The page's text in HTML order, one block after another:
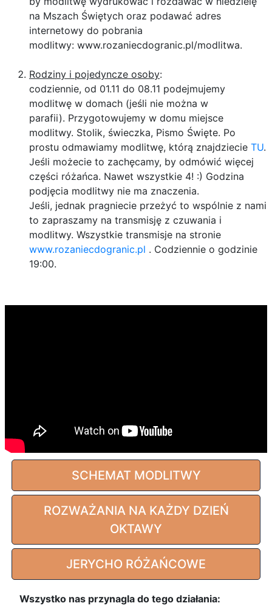
na Mszach Świętych oraz podawać adres
internetowy do pobrania
modlitwy: www.rozaniecdogranic.pl/modlitwa.
Rodziny i pojedyncze osoby:
codziennie, od 01.11 do 08.11 podejmujemy
modlitwę w domach (jeśli nie można w
parafii). Przygotowujemy w domu miejsce
modlitwy. Stolik, świeczka, Pismo Święte. Po
prostu odmawiamy modlitwę, którą znajdziecie TU.
Jeśli możecie to zachęcamy, by odmówić więcej
części różańca. Nawet wszystkie 4! :) Godzina
podjęcia modlitwy nie ma znaczenia.
Jeśli, jednak pragniecie przeżyć to wspólnie z nami
to zapraszamy na transmisję z czuwania i
modlitwy. Wszystkie transmisje na stronie
www.rozaniecdogranic.pl . Codziennie o godzinie
19:00.
SCHEMAT MODLITWY
ROZWAŻANIA NA KAŻDY DZIEŃ
OKTAWY
JERYCHO RÓŻAŃCOWE
Wszystko nas przynagla do tego działania: